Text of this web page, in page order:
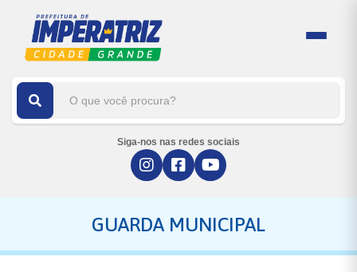
Siga-nos nas redes sociais
GUARDA MUNICIPAL